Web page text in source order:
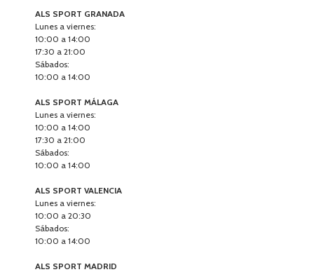
ALS SPORT GRANADA
Lunes a viernes:
10:00 a 14:00
17:30 a 21:00
Sábados:
10:00 a 14:00
ALS SPORT MÁLAGA
Lunes a viernes:
10:00 a 14:00
17:30 a 21:00
Sábados:
10:00 a 14:00
ALS SPORT VALENCIA
Lunes a viernes:
10:00 a 20:30
Sábados:
10:00 a 14:00
ALS SPORT MADRID